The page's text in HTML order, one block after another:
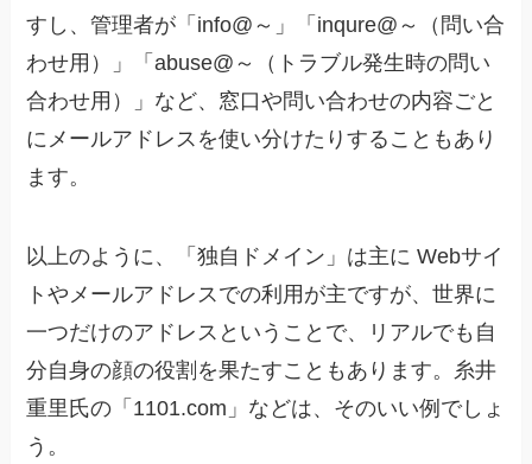
すし、管理者が「info@～」「inqure@～（問い合
わせ用）」「abuse@～（トラブル発生時の問い
合わせ用）」など、窓口や問い合わせの内容ごと
にメールアドレスを使い分けたりすることもあり
ます。
以上のように、「独自ドメイン」は主に Webサイ
トやメールアドレスでの利用が主ですが、世界に
一つだけのアドレスということで、リアルでも自
分自身の顔の役割を果たすこともあります。糸井
重里氏の「1101.com」などは、そのいい例でしょ
う。